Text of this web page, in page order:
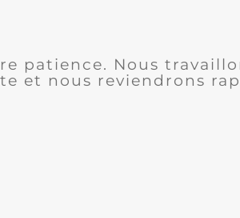
patience. Nous
et nous reviendrons